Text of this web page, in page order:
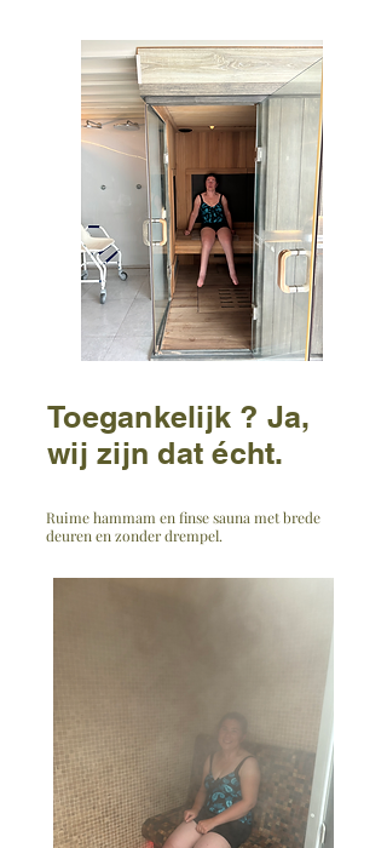
Toegankelijk ? Ja,
wij zijn dat écht.
Ruime hammam en finse sauna met brede
deuren en zonder drempel.